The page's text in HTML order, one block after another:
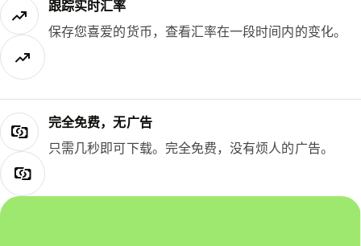
跟踪实时汇率
保存您喜爱的货币，查看汇率在一段时间内的变化。
完全免费，无广告
只需几秒即可下载。完全免费，没有烦人的广告。